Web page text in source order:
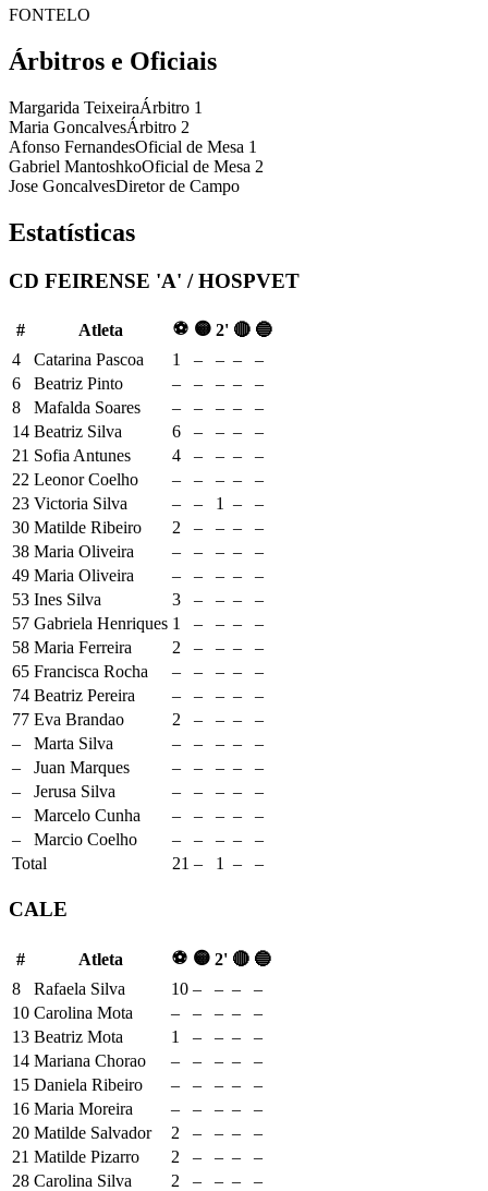
FONTELO
Árbitros e Oficiais
Margarida TeixeiraÁrbitro 1
Maria GoncalvesÁrbitro 2
Afonso FernandesOficial de Mesa 1
Gabriel MantoshkoOficial de Mesa 2
Jose GoncalvesDiretor de Campo
Estatísticas
CD FEIRENSE 'A' / HOSPVET
# Atleta ⚽ 🟡 2' 🔴 🔵
4
Catarina Pascoa 1 – – –
–
6
Beatriz Pinto – – – –
–
8
Mafalda Soares – – – –
–
14 Beatriz Silva 6 – – –
–
21 Sofia Antunes 4 – – –
–
22 Leonor Coelho – – – –
–
23 Victoria Silva – – 1 –
–
30 Matilde Ribeiro 2 – – –
–
38 Maria Oliveira – – – –
–
49 Maria Oliveira – – – –
–
53 Ines Silva 3 – – –
–
57 Gabriela Henriques 1 – – –
–
58 Maria Ferreira 2 – – –
–
65 Francisca Rocha – – – –
–
74 Beatriz Pereira – – – –
–
77 Eva Brandao 2 – – –
–
–
Marta Silva – – – –
–
–
Juan Marques – – – –
–
–
Jerusa Silva – – – –
–
–
Marcelo Cunha – – – –
–
–
Marcio Coelho – – – –
–
Total
21 – 1 – –
CALE
# Atleta ⚽ 🟡 2' 🔴 🔵
8
Rafaela Silva 10 – – –
–
10 Carolina Mota – – – –
–
13 Beatriz Mota 1 – – –
–
14 Mariana Chorao – – – –
–
15 Daniela Ribeiro – – – –
–
16 Maria Moreira – – – –
–
20 Matilde Salvador 2 – – –
–
21 Matilde Pizarro 2 – – –
–
28 Carolina Silva 2 – – –
–